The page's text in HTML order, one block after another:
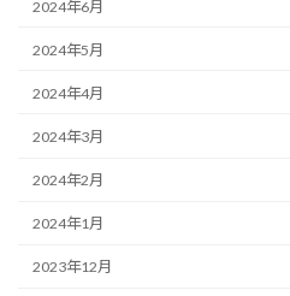
2024年6月
2024年5月
2024年4月
2024年3月
2024年2月
2024年1月
2023年12月